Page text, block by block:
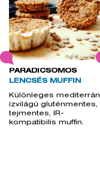
PARADICSOMOS
LENCSÉS MUFFIN
Különleges mediterrán
ízvilágú gluténmentes,
tejmentes, IR-
kompatibilis muffin.